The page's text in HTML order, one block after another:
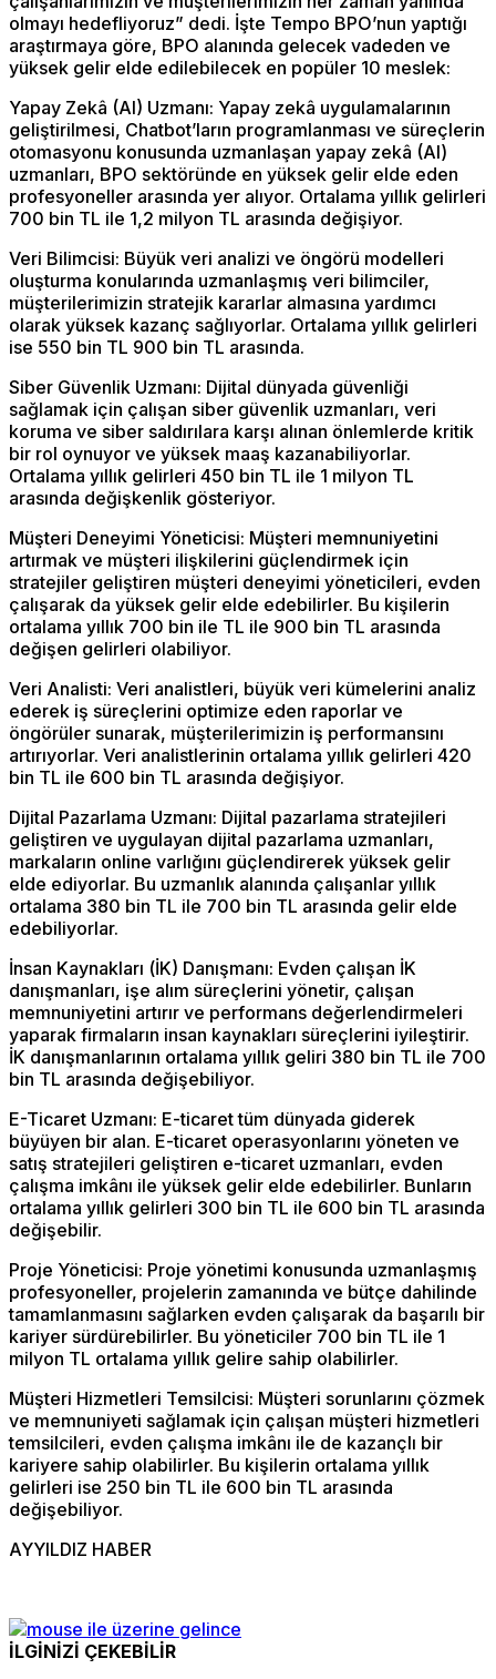
olmayı hedefliyoruz” dedi. İşte Tempo BPO’nun yaptığı
araştırmaya göre, BPO alanında gelecek vadeden ve
yüksek gelir elde edilebilecek en popüler 10 meslek:
Yapay Zekâ (AI) Uzmanı: Yapay zekâ uygulamalarının
geliştirilmesi, Chatbot’ların programlanması ve süreçlerin
otomasyonu konusunda uzmanlaşan yapay zekâ (AI)
uzmanları, BPO sektöründe en yüksek gelir elde eden
profesyoneller arasında yer alıyor. Ortalama yıllık gelirleri
700 bin TL ile 1,2 milyon TL arasında değişiyor.
Veri Bilimcisi: Büyük veri analizi ve öngörü modelleri
oluşturma konularında uzmanlaşmış veri bilimciler,
müşterilerimizin stratejik kararlar almasına yardımcı
olarak yüksek kazanç sağlıyorlar. Ortalama yıllık gelirleri
ise 550 bin TL 900 bin TL arasında.
Siber Güvenlik Uzmanı: Dijital dünyada güvenliği
sağlamak için çalışan siber güvenlik uzmanları, veri
koruma ve siber saldırılara karşı alınan önlemlerde kritik
bir rol oynuyor ve yüksek maaş kazanabiliyorlar.
Ortalama yıllık gelirleri 450 bin TL ile 1 milyon TL
arasında değişkenlik gösteriyor.
Müşteri Deneyimi Yöneticisi: Müşteri memnuniyetini
artırmak ve müşteri ilişkilerini güçlendirmek için
stratejiler geliştiren müşteri deneyimi yöneticileri, evden
çalışarak da yüksek gelir elde edebilirler. Bu kişilerin
ortalama yıllık 700 bin ile TL ile 900 bin TL arasında
değişen gelirleri olabiliyor.
Veri Analisti: Veri analistleri, büyük veri kümelerini analiz
ederek iş süreçlerini optimize eden raporlar ve
öngörüler sunarak, müşterilerimizin iş performansını
artırıyorlar. Veri analistlerinin ortalama yıllık gelirleri 420
bin TL ile 600 bin TL arasında değişiyor.
Dijital Pazarlama Uzmanı: Dijital pazarlama stratejileri
geliştiren ve uygulayan dijital pazarlama uzmanları,
markaların online varlığını güçlendirerek yüksek gelir
elde ediyorlar. Bu uzmanlık alanında çalışanlar yıllık
ortalama 380 bin TL ile 700 bin TL arasında gelir elde
edebiliyorlar.
İnsan Kaynakları (İK) Danışmanı: Evden çalışan İK
danışmanları, işe alım süreçlerini yönetir, çalışan
memnuniyetini artırır ve performans değerlendirmeleri
yaparak firmaların insan kaynakları süreçlerini iyileştirir.
İK danışmanlarının ortalama yıllık geliri 380 bin TL ile 700
bin TL arasında değişebiliyor.
E-Ticaret Uzmanı: E-ticaret tüm dünyada giderek
büyüyen bir alan. E-ticaret operasyonlarını yöneten ve
satış stratejileri geliştiren e-ticaret uzmanları, evden
çalışma imkânı ile yüksek gelir elde edebilirler. Bunların
ortalama yıllık gelirleri 300 bin TL ile 600 bin TL arasında
değişebilir.
Proje Yöneticisi: Proje yönetimi konusunda uzmanlaşmış
profesyoneller, projelerin zamanında ve bütçe dahilinde
tamamlanmasını sağlarken evden çalışarak da başarılı bir
kariyer sürdürebilirler. Bu yöneticiler 700 bin TL ile 1
milyon TL ortalama yıllık gelire sahip olabilirler.
Müşteri Hizmetleri Temsilcisi: Müşteri sorunlarını çözmek
ve memnuniyeti sağlamak için çalışan müşteri hizmetleri
temsilcileri, evden çalışma imkânı ile de kazançlı bir
kariyere sahip olabilirler. Bu kişilerin ortalama yıllık
gelirleri ise 250 bin TL ile 600 bin TL arasında
değişebiliyor.
AYYILDIZ HABER
İLGİNİZİ ÇEKEBİLİR